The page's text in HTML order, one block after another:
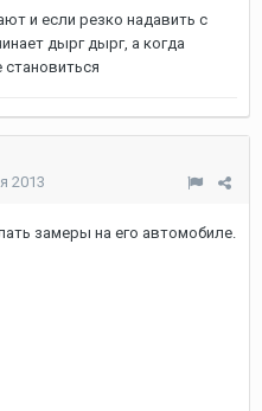
и если резко надавить с
дырг дырг, а когда
2013
замеры на его автомобиле.